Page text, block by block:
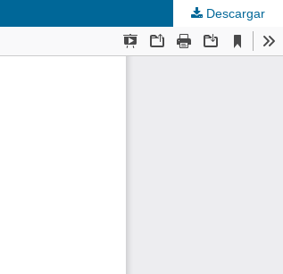
Descargar